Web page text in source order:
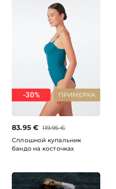
ПРИМЕРКА
-30%
83.95 € 119.95 €
Сплошной купальник
бандо на косточках